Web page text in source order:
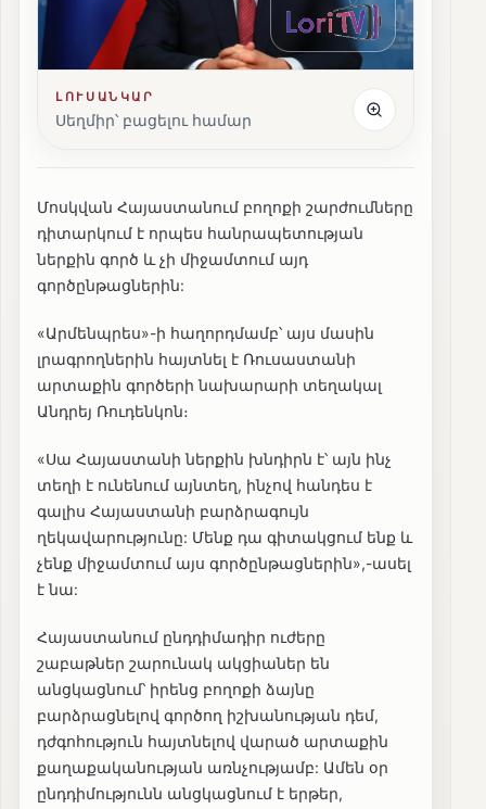
ԼՈՒՍԱՆԿԱՐ
Սեղմիր՝ բացելու համար
Մոսկվան Հայաստանում բողոքի շարժումները
դիտարկում է որպես հանրապետության
ներքին գործ և չի միջամտում այդ
գործընթացներին:
«Արմենպրես»-ի հաղորդմամբ՝ այս մասին
լրագրողներին հայտնել է Ռուսաստանի
արտաքին գործերի նախարարի տեղակալ
Անդրեյ Ռուդենկոն։
«Սա Հայաստանի ներքին խնդիրն է՝ այն ինչ
տեղի է ունենում այնտեղ, ինչով հանդես է
գալիս Հայաստանի բարձրագույն
ղեկավարությունը: Մենք դա գիտակցում ենք և
չենք միջամտում այս գործընթացներին»,-ասել
է նա:
Հայաստանում ընդդիմադիր ուժերը
շաբաթներ շարունակ ակցիաներ են
անցկացնում՝ իրենց բողոքի ձայնը
բարձրացնելով գործող իշխանության դեմ,
դժգոհություն հայտնելով վարած արտաքին
քաղաքականության առնչությամբ: Ամեն օր
ընդդիմությունն անցկացնում է երթեր,